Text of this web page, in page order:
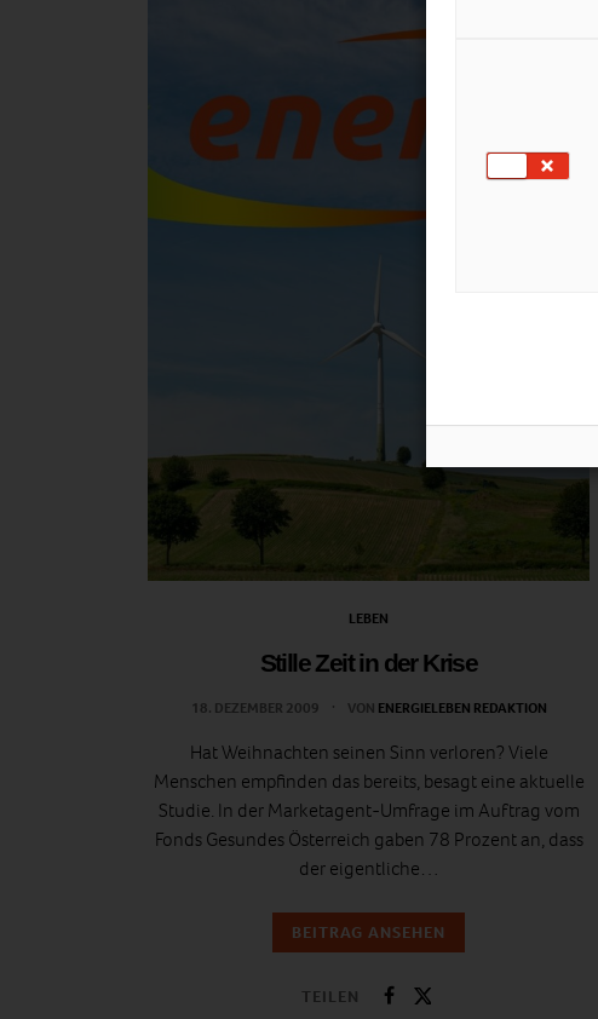
LEBEN
Stille Zeit in der Krise
18. DEZEMBER 2009 VON ENERGIELEBEN REDAKTION
Hat Weihnachten seinen Sinn verloren? Viele
Menschen empfinden das bereits, besagt eine aktuelle
Studie. In der Marketagent-Umfrage im Auftrag vom
Fonds Gesundes Österreich gaben 78 Prozent an, dass
der eigentliche…
BEITRAG ANSEHEN
TEILEN